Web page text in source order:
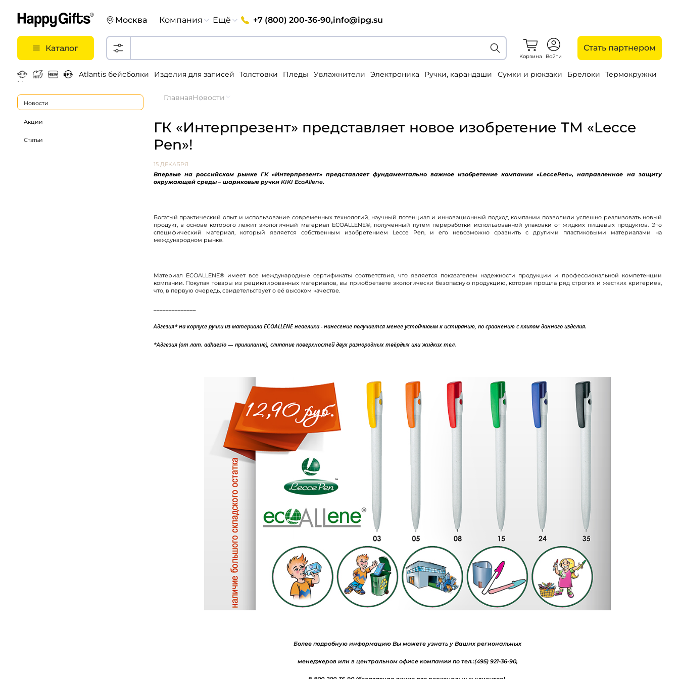
Москва Компания Ещё +7 (800) 200-36-90,info@ipg.su
Каталог
Корзина Войти
Стать партнером
Atlantis бейсболки Изделия для записей Толстовки Пледы Увлажнители Электроника Ручки, карандаши Сумки и рюкзаки Брелоки
Термокружки
Металлические ручки
Новости
Акции
Статьи
ГлавнаяНовости
ГК «Интерпрезент» представляет новое изобретение ТМ «Lecce
Pen»!
15 ДЕКАБРЯ
Впервые на российском рынке ГК «Интерпрезент» представляет фундаментально важное изобретение компании «LeccePen», направленное на защиту
окружающей среды – шариковые ручки KIKI EcoAllene.
Богатый практический опыт и использование современных технологий, научный потенциал и инновационный подход компании позволили успешно реализовать новый
продукт, в основе которого лежит экологичный материал ECOALLENE®, полученный путем переработки использованной упаковки от жидких пищевых продуктов. Это
специфический материал, который является собственным изобретением Lecce Pen, и его невозможно сравнить с другими пластиковыми материалами на
международном рынке.
Материал ECOALLENE® имеет все международные сертификаты соответствия, что является показателем надежности продукции и профессиональной компетенции
компании. Покупая товары из рециклированных материалов, вы приобретаете экологически безопасную продукцию, которая прошла ряд строгих и жестких критериев,
что, в первую очередь, свидетельствует о её высоком качестве.
Адгезия* на корпусе ручки из материала ECOALLENEневелика - нанесение получается менее устойчивым к истиранию, по сравнению с клипом данного изделия.
*Адгезия (от лат. adhaesio — прилипание), слипание поверхностей двух разнородных твёрдых или жидких тел.
Более подробную информацию Вы можете узнать у Ваших региональных
менеджеров или в центральном офисе компаниипо тел.:(495) 921-36-90,
Запомнить меня
Войти в кабинет
Зарегистрироваться